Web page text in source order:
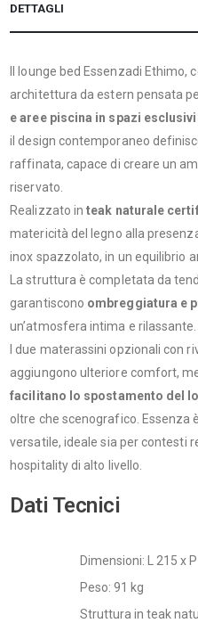
DETTAGLI
Il lounge bed Essenzadi Ethimo,
architettura da estern pensata
e aree piscina in spazi
il design contemporaneo
raffinata, capace di creare un
riservato.
Realizzato inteak naturale
matericità del legno alla
inox spazzolato, in un equilibrio
La struttura è completata da
garantiscono ombreggiatura e
un’atmosfera intima e rilassante.
I due materassini opzionali con
aggiungono ulteriore comfort,
facilitano lo spostamento del
oltre che scenografico. Essenza
versatile, ideale sia per contesti
hospitality di alto livello.
Dati Tecnici
Dimensioni: L 215 x
Peso: 91 kg
Struttura in teak